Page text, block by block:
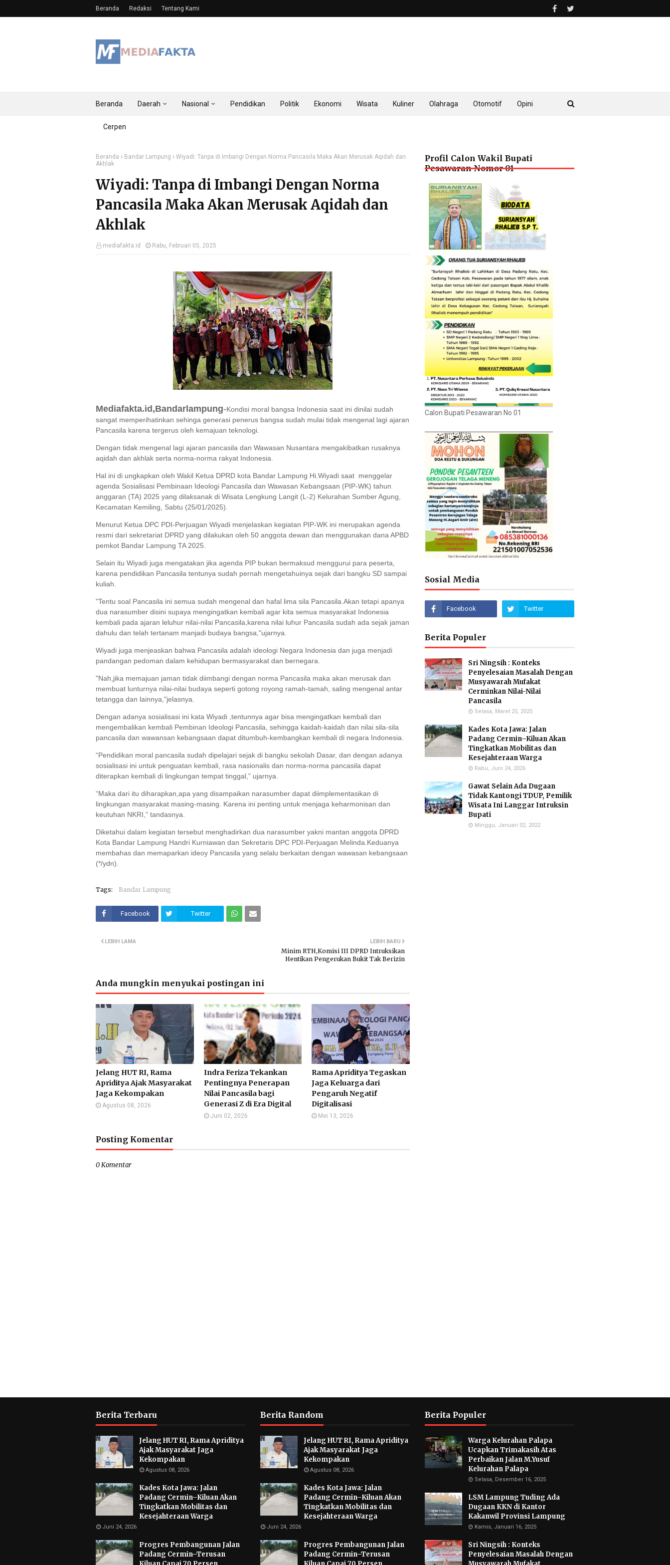
Beranda Redaksi Tentang Kami
Beranda Daerah Nasional Pendidikan Politik Ekonomi Wisata Kuliner Olahraga Otomotif Opini
Cerpen
Beranda Bandar Lampung
Wiyadi: Tanpa di Imbangi Dengan Norma Pancasila Maka Akan Merusak Aqidah dan
Akhlak
Wiyadi: Tanpa di Imbangi Dengan Norma
Pancasila Maka Akan Merusak Aqidah dan
Akhlak
mediafakta.id Rabu, Februari 05, 2025
Mediafakta.id,Bandarlampung-Kondisi moral bangsa Indonesia saat ini dinilai sudah
sangat memperihatinkan sehinga generasi penerus bangsa sudah mulai tidak mengenal lagi ajaran
Pancasila karena tergerus oleh kemajuan teknologi.
Dengan tidak mengenal lagi ajaran pancasila dan Wawasan Nusantara mengakibatkan rusaknya
aqidah dan akhlak serta norma-norma rakyat Indonesia.
Hal ini di ungkapkan oleh Wakil Ketua DPRD kota Bandar Lampung Hi.Wiyadi saat menggelar
agenda Sosialisasi Pembinaan Ideologi Pancasila dan Wawasan Kebangsaan (PIP-WK) tahun
anggaran (TA) 2025 yang dilaksanak di Wisata Lengkung Langit (L-2) Kelurahan Sumber Agung,
Kecamatan Kemiling, Sabtu (25/01/2025).
Menurut Ketua DPC PDI-Perjuagan Wiyadi menjelaskan kegiatan PIP-WK ini merupakan agenda
resmi dari sekretariat DPRD yang dilakukan oleh 50 anggota dewan dan menggunakan dana APBD
pemkot Bandar Lampung TA 2025.
Selain itu Wiyadi juga mengatakan jika agenda PIP bukan bermaksud menggurui para peserta,
karena pendidikan Pancasila tentunya sudah pernah mengetahuinya sejak dari bangku SD sampai
kuliah.
"Tentu soal Pancasila ini semua sudah mengenal dan hafal lima sila Pancasila.Akan tetapi apanya
dua narasumber disini supaya mengingatkan kembali agar kita semua masyarakat Indonesia
kembali pada ajaran leluhur nilai-nilai Pancasila,karena nilai luhur Pancasila sudah ada sejak jaman
dahulu dan telah tertanam manjadi budaya bangsa,"ujarnya.
Wiyadi juga menjeaskan bahwa Pancasila adalah ideologi Negara Indonesia dan juga menjadi
pandangan pedoman dalam kehidupan bermasyarakat dan bernegara.
"Nah,jika memajuan jaman tidak diimbangi dengan norma Pancasila maka akan merusak dan
membuat lunturnya nilai-nilai budaya seperti gotong royong ramah-tamah, saling mengenal antar
tetangga dan lainnya,"jelasnya.
Dengan adanya sosialisasi ini kata Wiyadi ,tentunnya agar bisa mengingatkan kembali dan
mengembalikan kembali Pembinan Ideologi Pancasila, sehingga kaidah-kaidah dan nilai sila-sila
pancasila dan wawansan kebangsaan dapat ditumbuh-kembangkan kembali di negara Indonesia.
“Pendidikan moral pancasila sudah dipelajari sejak di bangku sekolah Dasar, dan dengan adanya
sosialisasi ini untuk penguatan kembali, rasa nasionalis dan norma-norma pancasila dapat
diterapkan kembali di lingkungan tempat tinggal,” ujarnya.
“Maka dari itu diharapkan,apa yang disampaikan narasumber dapat diimplementasikan di
lingkungan masyarakat masing-masing. Karena ini penting untuk menjaga keharmonisan dan
keutuhan NKRI,” tandasnya.
Diketahui dalam kegiatan tersebut menghadirkan dua narasumber yakni mantan anggota DPRD
Kota Bandar Lampung Handri Kurniawan dan Sekretaris DPC PDI-Perjuagan Melinda.Keduanya
membahas dan memaparkan ideoy Pancasila yang selalu berkaitan dengan wawasan kebangsaan
(*/ydn).
Tags: Bandar Lampung
Facebook Twitter
LEBIH BARU
Minim RTH,Komisi III DPRD Intruksikan
Hentikan Pengerukan Bukit Tak Berizin
LEBIH LAMA
Anda mungkin menyukai postingan ini
Jelang HUT RI, Rama
Apriditya Ajak Masyarakat
Jaga Kekompakan
Agustus 08, 2026
Indra Feriza Tekankan
Pentingnya Penerapan
Nilai Pancasila bagi
Generasi Z di Era Digital
Juni 02, 2026
Rama Apriditya Tegaskan
Jaga Keluarga dari
Pengaruh Negatif
Digitalisasi
Mei 13, 2026
Posting Komentar
0 Komentar
Profil Calon Wakil Bupati
Pesawaran Nomor 01
Calon Bupati Pesawaran No 01
Sosial Media
Berita Populer
Sri Ningsih : Konteks
Penyelesaian Masalah Dengan
Musyawarah Mufakat
Cerminkan Nilai-Nilai
Pancasila
Selasa, Maret 25, 2025
Kades Kota Jawa: Jalan
Padang Cermin–Kiluan Akan
Tingkatkan Mobilitas dan
Kesejahteraan Warga
Rabu, Juni 24, 2026
Gawat Selain Ada Dugaan
Tidak Kantongi TDUP, Pemilik
Wisata Ini Langgar Intruksin
Bupati
Minggu, Januari 02, 2022
Berita Terbaru
Jelang HUT RI, Rama Apriditya
Ajak Masyarakat Jaga
Kekompakan
Agustus 08, 2026
Kades Kota Jawa: Jalan
Padang Cermin–Kiluan Akan
Tingkatkan Mobilitas dan
Kesejahteraan Warga
Juni 24, 2026
Progres Pembangunan Jalan
Padang Cermin–Terusan
Berita Random
Jelang HUT RI, Rama Apriditya
Ajak Masyarakat Jaga
Kekompakan
Agustus 08, 2026
Kades Kota Jawa: Jalan
Padang Cermin–Kiluan Akan
Tingkatkan Mobilitas dan
Kesejahteraan Warga
Juni 24, 2026
Progres Pembangunan Jalan
Padang Cermin–Terusan
Berita Populer
Warga Kelurahan Palapa
Ucapkan Trimakasih Atas
Perbaikan Jalan M.Yusuf
Kelurahan Palapa
Selasa, Desember 16, 2025
LSM Lampung Tuding Ada
Dugaan KKN di Kantor
Kakanwil Provinsi Lampung
Kamis, Januari 16, 2025
Sri Ningsih : Konteks
Penyelesaian Masalah Dengan